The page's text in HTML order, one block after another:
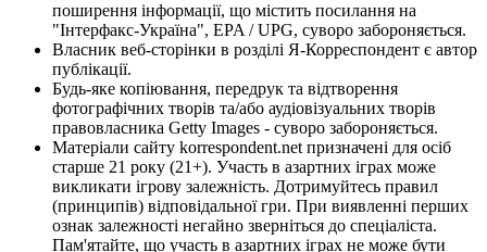
поширення інформації, що містить посилання на
"Інтерфакс-Україна", EPA / UPG, суворо забороняється.
Власник веб-сторінки в розділі Я-Корреспондент є автор
публікації.
Будь-яке копіювання, передрук та відтворення
фотографічних творів та/або аудіовізуальних творів
правовласника Getty Images - суворо забороняється.
Матеріали сайту korrespondent.net призначені для осіб
старше 21 року (21+). Участь в азартних іграх може
викликати ігрову залежність. Дотримуйтесь правил
(принципів) відповідальної гри. При виявленні перших
ознак залежності негайно зверніться до спеціаліста.
Пам'ятайте, що участь в азартних іграх не може бути